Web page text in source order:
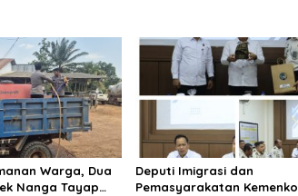
Warga, Dua
Nanga Tayap
Deputi Imigrasi dan
Pemasyarakatan Kemenko